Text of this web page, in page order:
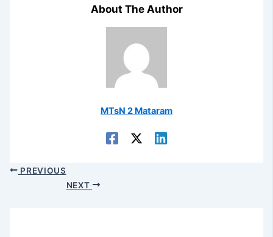
About The Author
MTsN 2 Mataram
PREVIOUS
NEXT